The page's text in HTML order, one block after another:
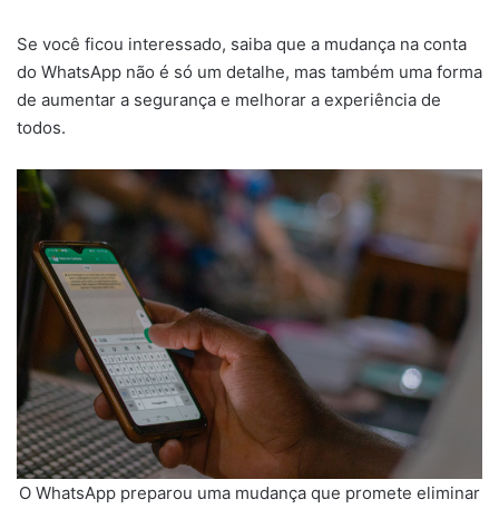
Se você ficou interessado, saiba que a mudança na conta
do WhatsApp não é só um detalhe, mas também uma forma
de aumentar a segurança e melhorar a experiência de
todos.
O WhatsApp preparou uma mudança que promete eliminar